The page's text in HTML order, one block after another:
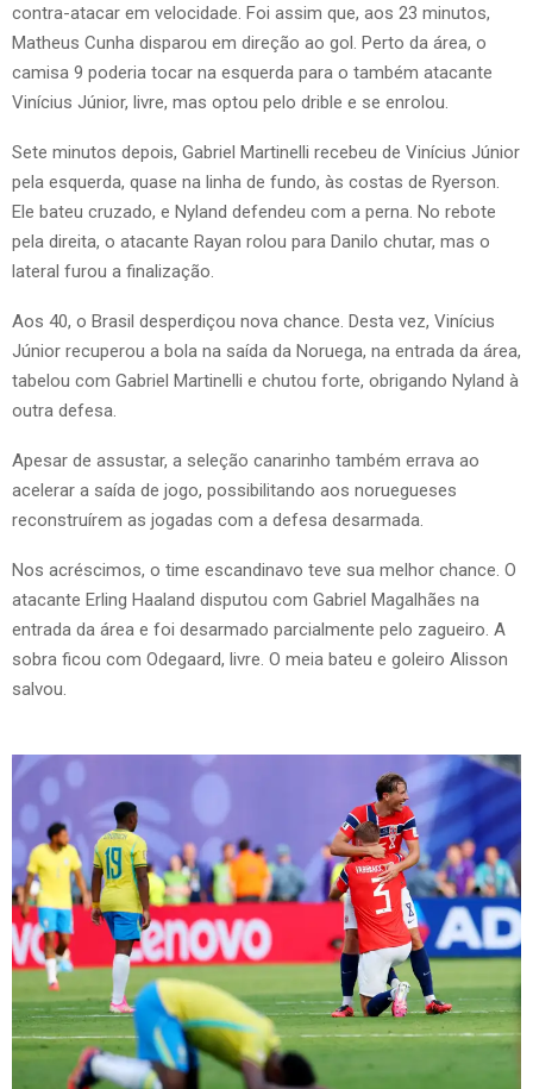
contra-atacar em velocidade. Foi assim que, aos 23 minutos,
Matheus Cunha disparou em direção ao gol. Perto da área, o
camisa 9 poderia tocar na esquerda para o também atacante
Vinícius Júnior, livre, mas optou pelo drible e se enrolou.
Sete minutos depois, Gabriel Martinelli recebeu de Vinícius Júnior
pela esquerda, quase na linha de fundo, às costas de Ryerson.
Ele bateu cruzado, e Nyland defendeu com a perna. No rebote
pela direita, o atacante Rayan rolou para Danilo chutar, mas o
lateral furou a finalização.
Aos 40, o Brasil desperdiçou nova chance. Desta vez, Vinícius
Júnior recuperou a bola na saída da Noruega, na entrada da área,
tabelou com Gabriel Martinelli e chutou forte, obrigando Nyland à
outra defesa.
Apesar de assustar, a seleção canarinho também errava ao
acelerar a saída de jogo, possibilitando aos noruegueses
reconstruírem as jogadas com a defesa desarmada.
Nos acréscimos, o time escandinavo teve sua melhor chance. O
atacante Erling Haaland disputou com Gabriel Magalhães na
entrada da área e foi desarmado parcialmente pelo zagueiro. A
sobra ficou com Odegaard, livre. O meia bateu e goleiro Alisson
salvou.